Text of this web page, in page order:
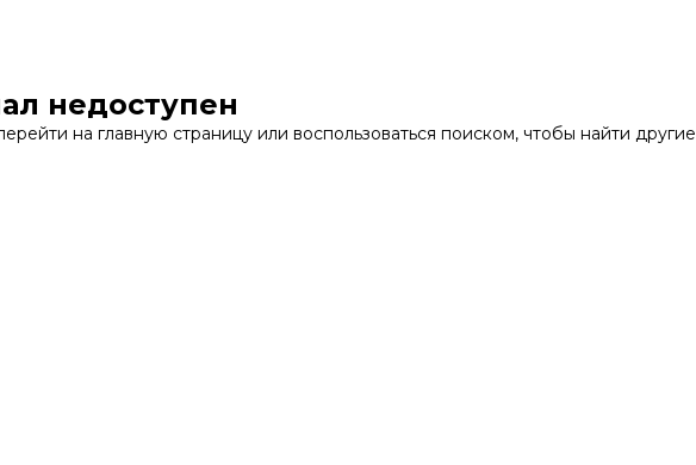
недоступен
на главную страницу или воспользоваться поиском, чтобы найти другие